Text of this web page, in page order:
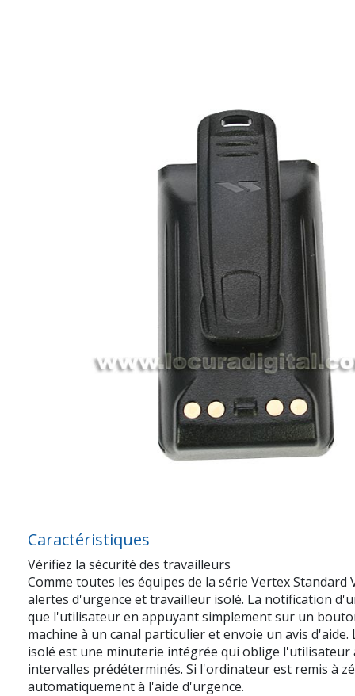
Caractéristiques
Vérifiez la sécurité des travailleurs
Comme toutes les équipes de la série Vertex Standard
alertes d'urgence et travailleur isolé. La notification
que l'utilisateur en appuyant simplement sur un
machine à un canal particulier et envoie un avis
isolé est une minuterie intégrée qui oblige l'utilisateur
intervalles prédéterminés. Si l'ordinateur est remis à
automatiquement à l'aide d'urgence.